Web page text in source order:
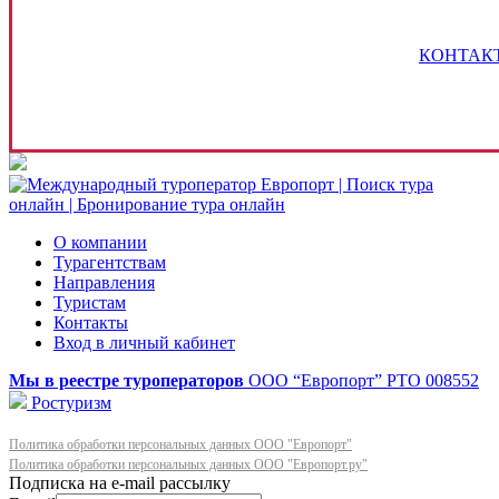
О компании
Турагентствам
Направления
Туристам
Контакты
Вход в личный кабинет
Мы в реестре туроператоров ООО “Европорт” РТО 008552
Ростуризм
Политика обработки персональных данных ООО "Европорт"
Политика обработки персональных данных ООО "Европорт.ру"